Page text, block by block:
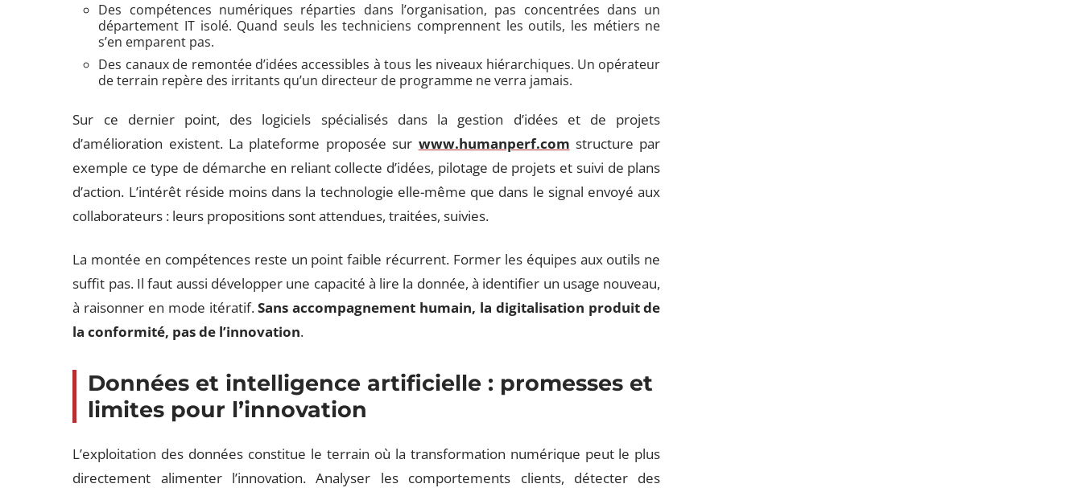
Des compétences numériques réparties dans l’organisation, pas concentrées dans un
département IT isolé. Quand seuls les techniciens comprennent les outils, les métiers ne
s’en emparent pas.
Des canaux de remontée d’idées accessibles à tous les niveaux hiérarchiques. Un opérateur
de terrain repère des irritants qu’un directeur de programme ne verra jamais.
Sur ce dernier point, des logiciels spécialisés dans la gestion d’idées et de projets
d’amélioration existent. La plateforme proposée sur www.humanperf.com structure par
exemple ce type de démarche en reliant collecte d’idées, pilotage de projets et suivi de plans
d’action. L’intérêt réside moins dans la technologie elle-même que dans le signal envoyé aux
collaborateurs : leurs propositions sont attendues, traitées, suivies.
La montée en compétences reste un point faible récurrent. Former les équipes aux outils ne
suffit pas. Il faut aussi développer une capacité à lire la donnée, à identifier un usage nouveau,
à raisonner en mode itératif.Sans accompagnement humain, la digitalisation produit de
la conformité, pas de l’innovation.
Données et intelligence artificielle : promesses et
limites pour l’innovation
L’exploitation des données constitue le terrain où la transformation numérique peut le plus
directement alimenter l’innovation. Analyser les comportements clients, détecter des